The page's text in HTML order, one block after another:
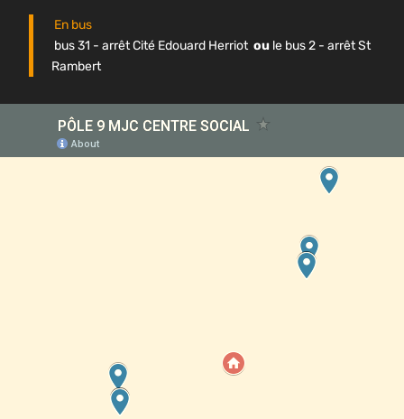
En bus
bus 31 - arrêt Cité Edouard Herriot ou le bus 2 - arrêt St
Rambert